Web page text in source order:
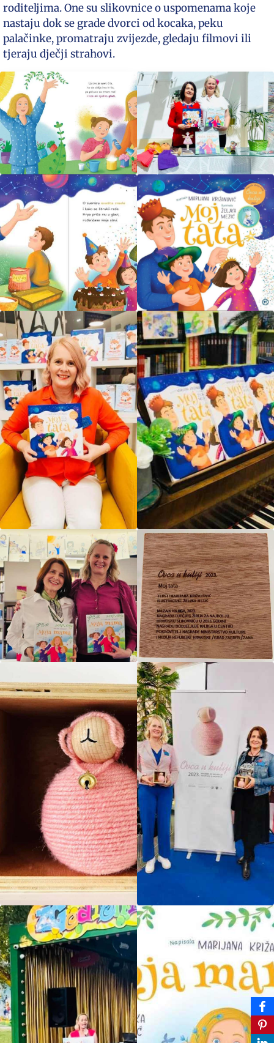
roditeljima. One su slikovnice o uspomenama koje
nastaju dok se grade dvorci od kocaka, peku
palačinke, promatraju zvijezde, gledaju filmovi ili
tjeraju dječji strahovi.